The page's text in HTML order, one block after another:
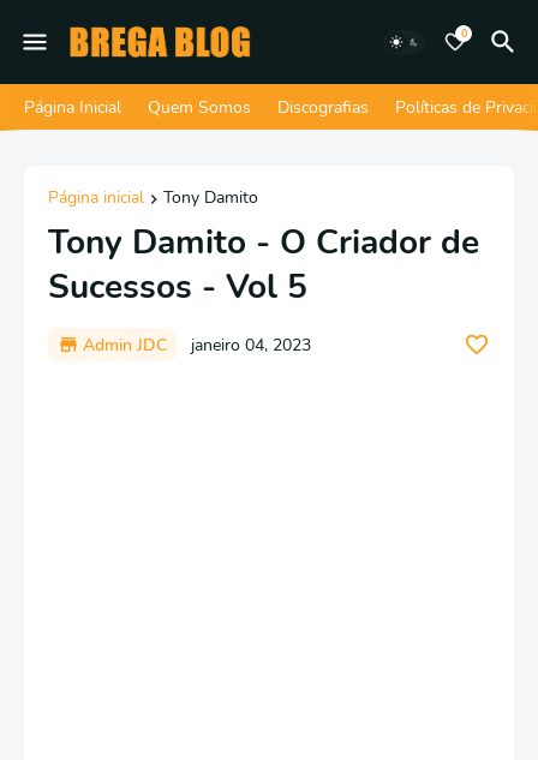
0
Página Inicial Quem Somos Discografias Políticas de
Página inicial Tony Damito
Tony Damito - O Criador de
Sucessos - Vol 5
Admin JDC janeiro 04, 2023